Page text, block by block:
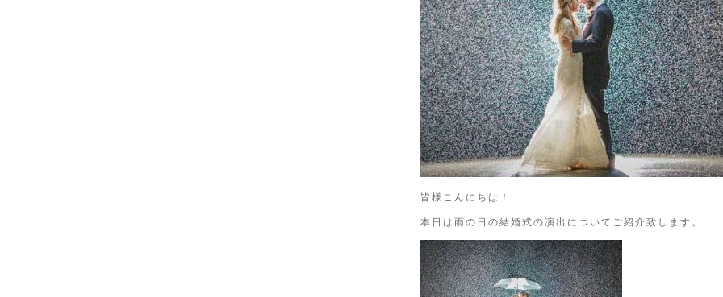
皆様こんにちは！
本日は雨の日の結婚式の演出についてご紹介致します。